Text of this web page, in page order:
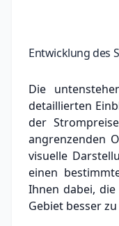
Entwicklung des
Die
detaillierten
der
angrenzenden
visuelle
einen
Ihnen dabei,
Gebiet besser